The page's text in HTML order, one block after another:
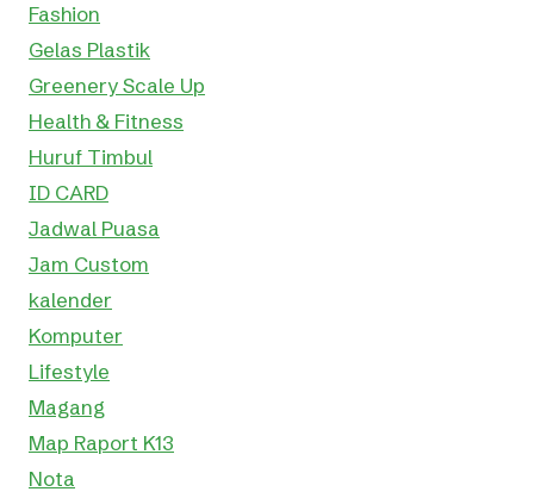
Fashion
Gelas Plastik
Greenery Scale Up
Health & Fitness
Huruf Timbul
ID CARD
Jadwal Puasa
Jam Custom
kalender
Komputer
Lifestyle
Magang
Map Raport K13
Nota